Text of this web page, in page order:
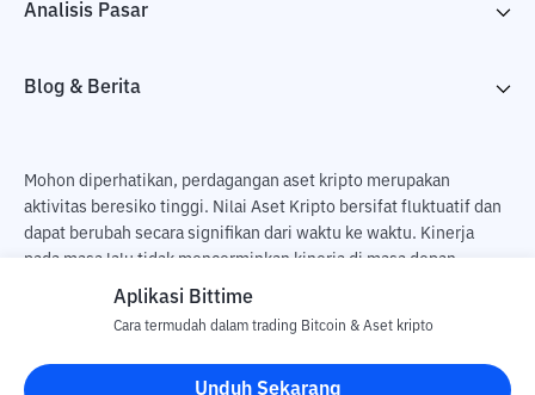
Analisis Pasar
Blog & Berita
Mohon diperhatikan, perdagangan aset kripto merupakan
aktivitas beresiko tinggi. Nilai Aset Kripto bersifat fluktuatif dan
dapat berubah secara signifikan dari waktu ke waktu. Kinerja
pada masa lalu tidak mencerminkan kinerja di masa depan.
Terdapat risiko kehilangan sebagai dampak dari membeli dan
pengguna. PT Utama Aset Digital Indonesia (Bittime) tidak
bertanggung jawab atas perubahan fluktuasi dari nilai tukar Aset
Kripto.
Aplikasi Bittime
Cara termudah dalam trading Bitcoin & Aset kripto
Unduh Sekarang